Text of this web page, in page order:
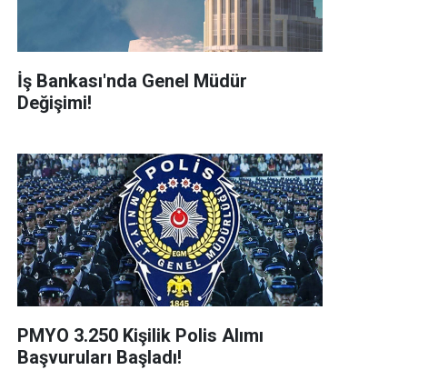
İş Bankası'nda Genel Müdür
Değişimi!
PMYO 3.250 Kişilik Polis Alımı
Başvuruları Başladı!